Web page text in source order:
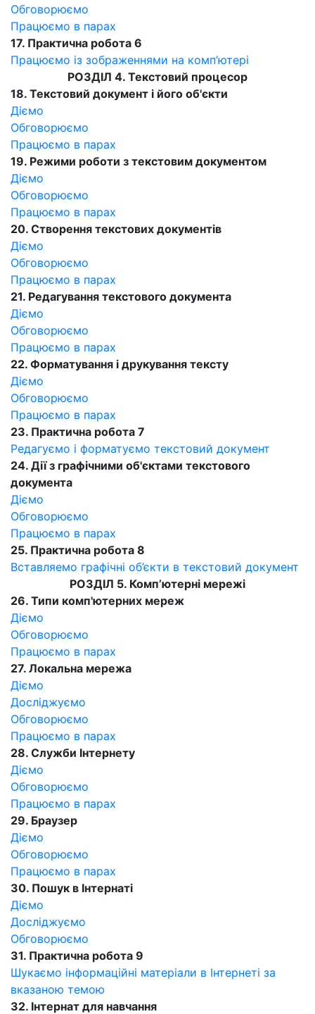
Обговорюємо
Працюємо в парах
17. Практична робота 6
Працюємо із зображеннями на комп’ютері
РОЗДІЛ 4. Текстовий процесор
18. Текстовий документ і його об'єкти
Діємо
Обговорюємо
Працюємо в парах
19. Режими роботи з текстовим документом
Діємо
Обговорюємо
Працюємо в парах
20. Створення текстових документів
Діємо
Обговорюємо
Працюємо в парах
21. Редагування текстового документа
Діємо
Обговорюємо
Працюємо в парах
22. Форматування і друкування тексту
Діємо
Обговорюємо
Працюємо в парах
23. Практична робота 7
Редагуємо і форматуємо текстовий документ
24. Дії з графічними об'єктами текстового
документа
Діємо
Обговорюємо
Працюємо в парах
25. Практична робота 8
Вставляемо графічні об’єкти в текстовий документ
РОЗДІЛ 5. Комп’ютерні мережі
26. Типи комп'ютерних мереж
Діємо
Обговорюємо
Працюємо в парах
27. Локальна мережа
Діємо
Досліджуємо
Обговорюємо
Працюємо в парах
28. Служби Інтернету
Діємо
Обговорюємо
Працюємо в парах
29. Браузер
Діємо
Обговорюємо
Працюємо в парах
30. Пошук в Інтернаті
Діємо
Досліджуємо
Обговорюємо
31. Практична робота 9
Шукаємо інформаційні матеріали в Інтернеті за
вказаною темою
32. Інтернат для навчання